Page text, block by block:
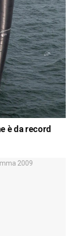
è da record